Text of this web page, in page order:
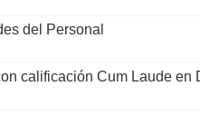
del Personal
calificación Cum Laude en